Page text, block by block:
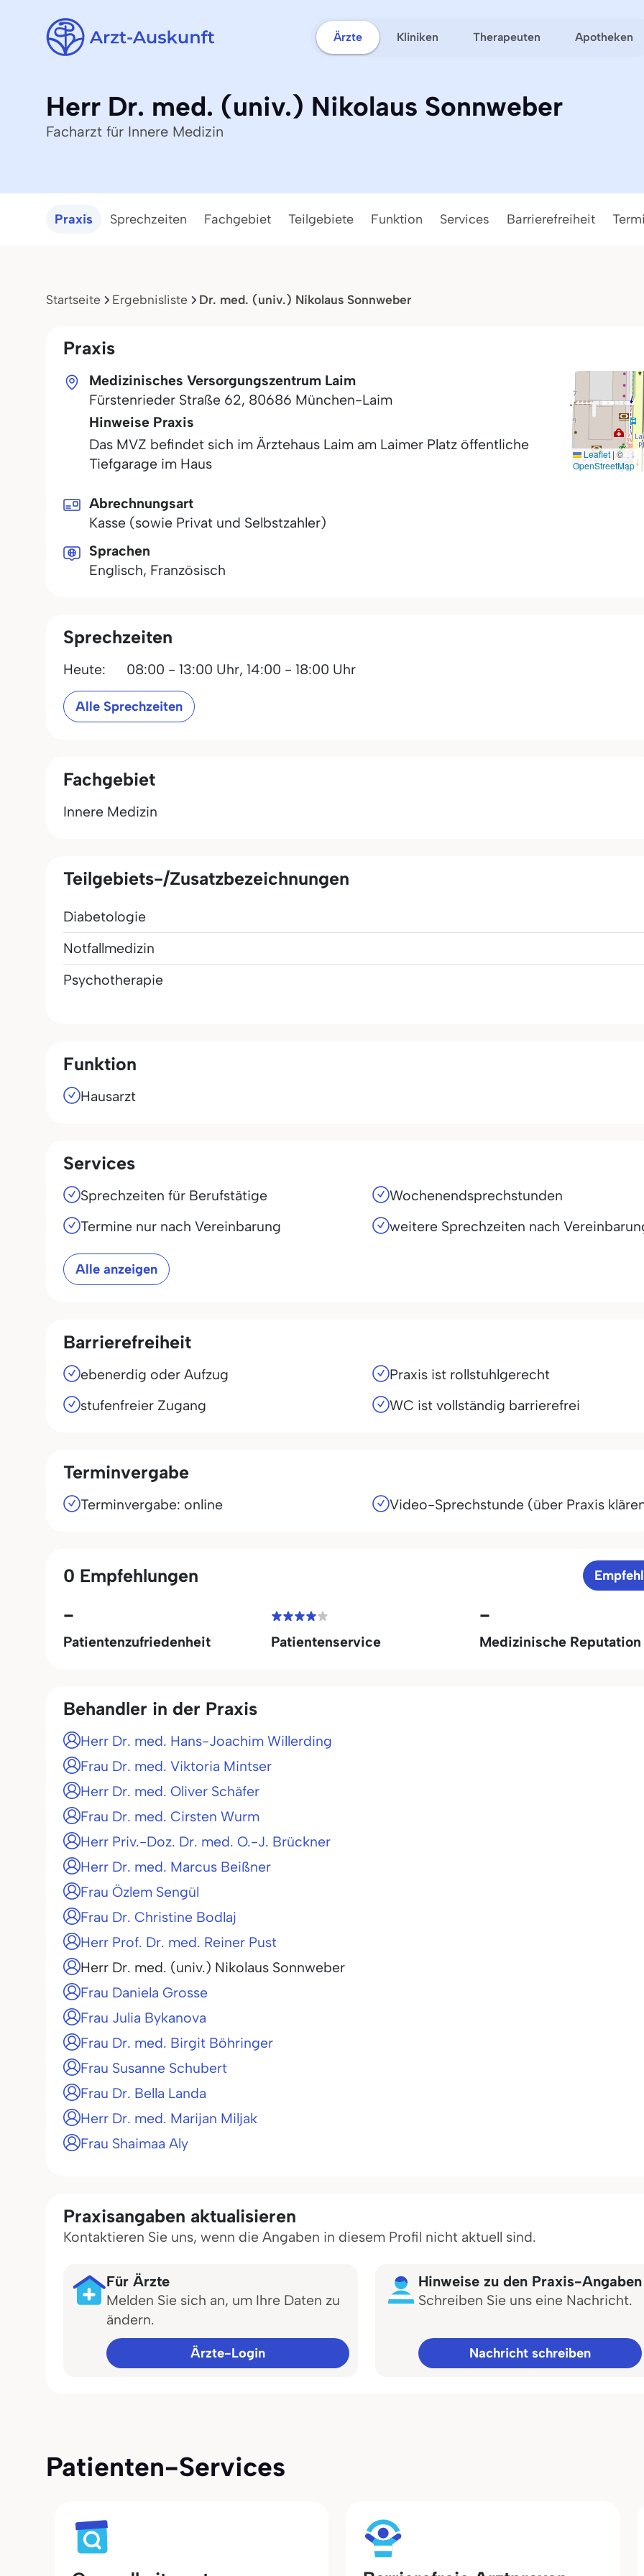
Ärzte Kliniken Therapeuten Apotheken
Herr Dr. med. (univ.) Nikolaus Sonnweber
Facharzt für Innere Medizin
Praxis Sprechzeiten Fachgebiet Teilgebiete Funktion Services Barrierefreiheit
Startseite Ergebnisliste Dr. med. (univ.) Nikolaus Sonnweber
Praxis
Medizinisches Versorgungszentrum Laim
Fürstenrieder Straße 62, 80686 München-Laim
Hinweise Praxis
Das MVZ befindet sich im Ärztehaus Laim am Laimer Platz öffentliche
Tiefgarage im Haus
Leaflet | ©
OpenStreetMap
Abrechnungsart
Kasse (sowie Privat und Selbstzahler)
Sprachen
Englisch, Französisch
Sprechzeiten
Heute: 08:00 - 13:00 Uhr, 14:00 - 18:00 Uhr
Alle Sprechzeiten
Fachgebiet
Innere Medizin
Teilgebiets-/Zusatzbezeichnungen
Diabetologie
Notfallmedizin
Psychotherapie
Funktion
Hausarzt
Services
Sprechzeiten für Berufstätige
Wochenendsprechstunden
Termine nur nach Vereinbarung
weitere Sprechzeiten nach
Alle anzeigen
Barrierefreiheit
ebenerdig oder Aufzug
Praxis ist rollstuhlgerecht
stufenfreier Zugang
WC ist vollständig barrierefrei
Terminvergabe
Terminvergabe: online Video-Sprechstunde (über Praxis
0 Empfehlungen
-
Patientenzufriedenheit Patientenservice
-
Medizinische Reputation
Behandler in der Praxis
Herr Dr. med. Hans-Joachim Willerding
Frau Dr. med. Viktoria Mintser
Herr Dr. med. Oliver Schäfer
Frau Dr. med. Cirsten Wurm
Herr Priv.-Doz. Dr. med. O.-J. Brückner
Herr Dr. med. Marcus Beißner
Frau Özlem Sengül
Frau Dr. Christine Bodlaj
Herr Prof. Dr. med. Reiner Pust
Herr Dr. med. (univ.) Nikolaus Sonnweber
Frau Daniela Grosse
Frau Julia Bykanova
Frau Dr. med. Birgit Böhringer
Frau Susanne Schubert
Frau Dr. Bella Landa
Herr Dr. med. Marijan Miljak
Frau Shaimaa Aly
Praxisangaben aktualisieren
Kontaktieren Sie uns, wenn die Angaben in diesem Profil nicht aktuell sind.
Für Ärzte
Melden Sie sich an, um Ihre Daten zu
ändern.
Ärzte-Login
Hinweise zu den Praxis-Angaben
Schreiben Sie uns eine Nachricht.
Nachricht schreiben
Patienten-Services